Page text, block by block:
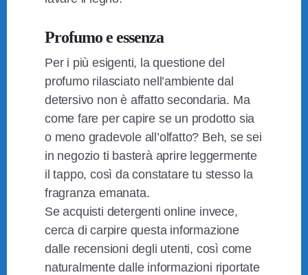
Profumo e essenza
Per i più esigenti, la questione del
profumo rilasciato nell’ambiente dal
detersivo non è affatto secondaria. Ma
come fare per capire se un prodotto sia
o meno gradevole all’olfatto? Beh, se sei
in negozio ti basterà aprire leggermente
il tappo, così da constatare tu stesso la
fragranza emanata.
Se acquisti detergenti online invece,
cerca di carpire questa informazione
dalle recensioni degli utenti, così come
naturalmente dalle informazioni riportate